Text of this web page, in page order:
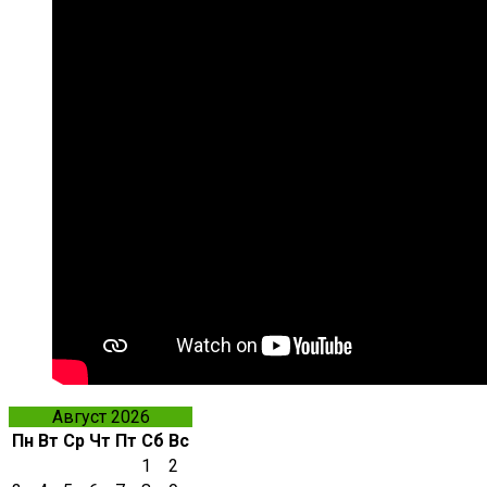
Август 2026
Пн Вт Ср Чт Пт Сб Вс
1
2